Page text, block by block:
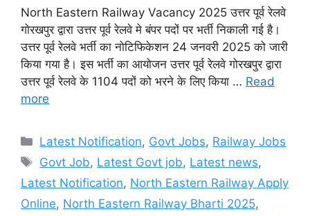
North Eastern Railway Vacancy 2025 उत्तर पूर्व रेलवे
गोरखपुर द्वारा उत्तर पूर्व रेलवे मे बंपर पदों पर भर्ती निकाली गई है।
उत्तर पूर्व रेलवे भर्ती का नोटिफिकेशन 24 जनवरी 2025 को जारी
किया गया है। इस भर्ती का आयोजन उत्तर पूर्व रेलवे गोरखपुर द्वारा
उत्तर पूर्व रेलवे के 1104 पदों को भरने के लिए किया … Read
more
Categories
Latest Notification, Govt Jobs, Railway Jobs
Tags
Govt Job, Latest Govt job, Latest news,
Latest Notification, North Eastern Railway Apply
Online, North Eastern Railway Bharti 2025,